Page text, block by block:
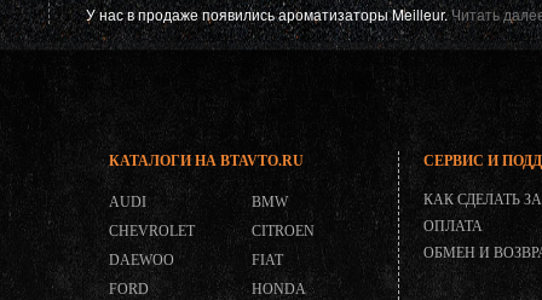
У нас в продаже появились ароматизаторы Meilleur.Читать
КАТАЛОГИ НА BTAVTO.RU
AUDI
BMW
CHEVROLET
CITROEN
DAEWOO
FIAT
FORD
HONDA
СЕРВИС И
КАК СДЕЛАТЬ
ОПЛАТА
ОБМЕН И